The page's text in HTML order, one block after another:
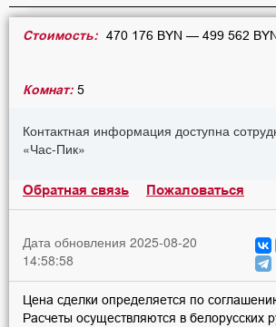
Стоимость: 470 176 BYN — 499 562
Комнат: 5
Контактная информация доступна
«Час-Пик»
Обратная связь Пожаловаться
Дата обновления 2025-08-20
14:58:58
Цена сделки определяется по
Расчеты осуществляются в белорусских